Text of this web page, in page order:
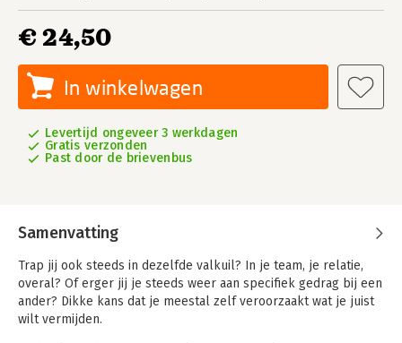
€ 24,50
In winkelwagen
Levertijd ongeveer 3 werkdagen
Gratis verzonden
Past door de brievenbus
Samenvatting
Trap jij ook steeds in dezelfde valkuil? In je team, je relatie,
overal? Of erger jij je steeds weer aan specifiek gedrag bij een
ander? Dikke kans dat je meestal zelf veroorzaakt wat je juist
wilt vermijden.